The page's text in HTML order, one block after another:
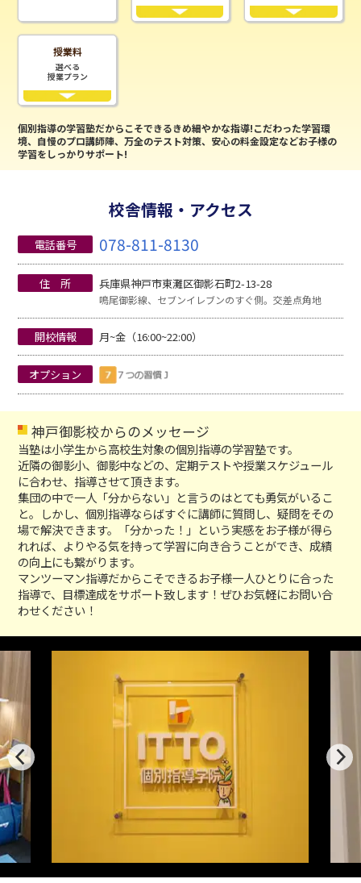
授業料
選べる
授業プラン
個別指導の学習塾だからこそできるきめ細やかな指導!こだわった学習環
境、自慢のプロ講師陣、万全のテスト対策、安心の料金設定などお子様の
学習をしっかりサポート!
校舎情報・アクセス
電話番号 078-811-8130
住 所 兵庫県神戸市東灘区御影石町2-13-28
鳴尾御影線、セブンイレブンのすぐ側。交差点角地
開校情報 月~金（16:00~22:00）
オプション
神戸御影校からのメッセージ
当塾は小学生から高校生対象の個別指導の学習塾です。
近隣の御影小、御影中などの、定期テストや授業スケジュール
に合わせ、指導させて頂きます。
集団の中で一人「分からない」と言うのはとても勇気がいるこ
と。しかし、個別指導ならばすぐに講師に質問し、疑問をその
場で解決できます。「分かった！」という実感をお子様が得ら
れれば、よりやる気を持って学習に向き合うことができ、成績
の向上にも繋がります。
マンツーマン指導だからこそできるお子様一人ひとりに合った
指導で、目標達成をサポート致します！ぜひお気軽にお問い合
わせください！